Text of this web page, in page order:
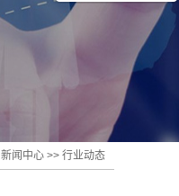
新闻中心 >> 行业动态